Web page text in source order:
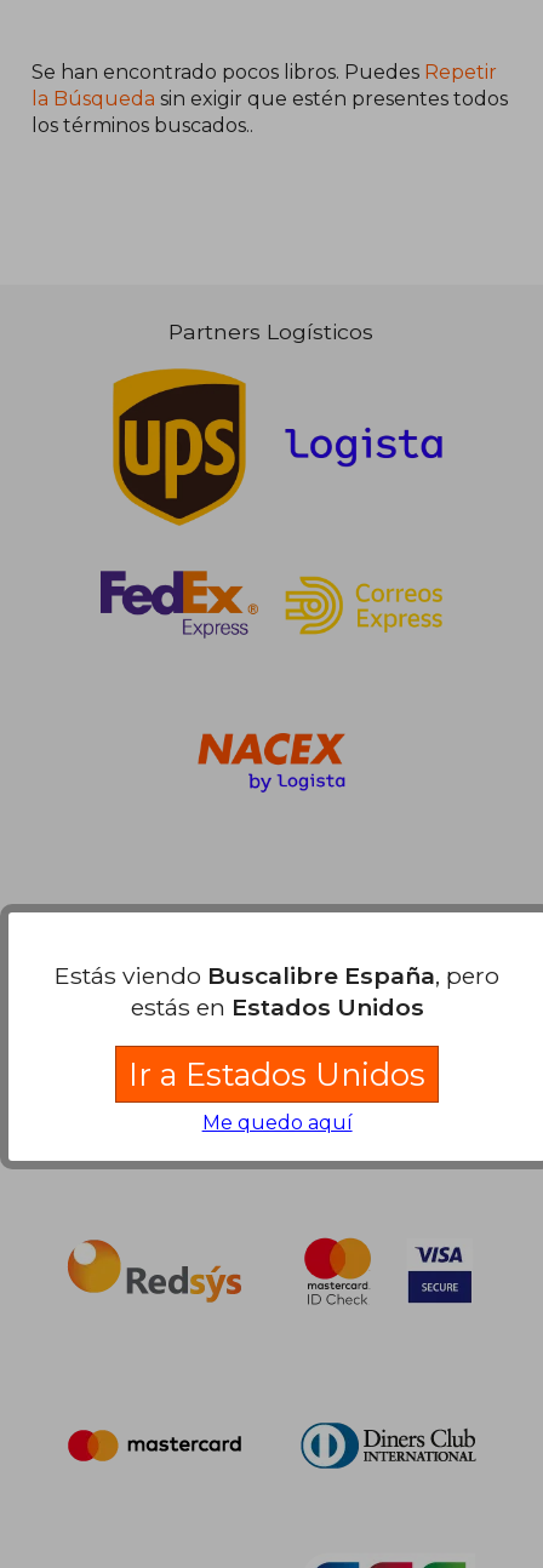
5%
dcto.
18,90 €
17,96 €
Se han encontrado pocos libros. Puedes Repetir
la Búsqueda sin exigir que estén presentes todos
los términos buscados..
Partners Logísticos
Compra Segura
Estás viendo Buscalibre España, pero
estás en Estados Unidos
Ir a Estados Unidos
Me quedo aquí